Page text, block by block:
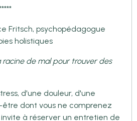
Fritsch, psychopédagogue
holistiques
racine de mal pour trouver des
d'une douleur, d'une
dont vous ne comprenez
à réserver un entretien de